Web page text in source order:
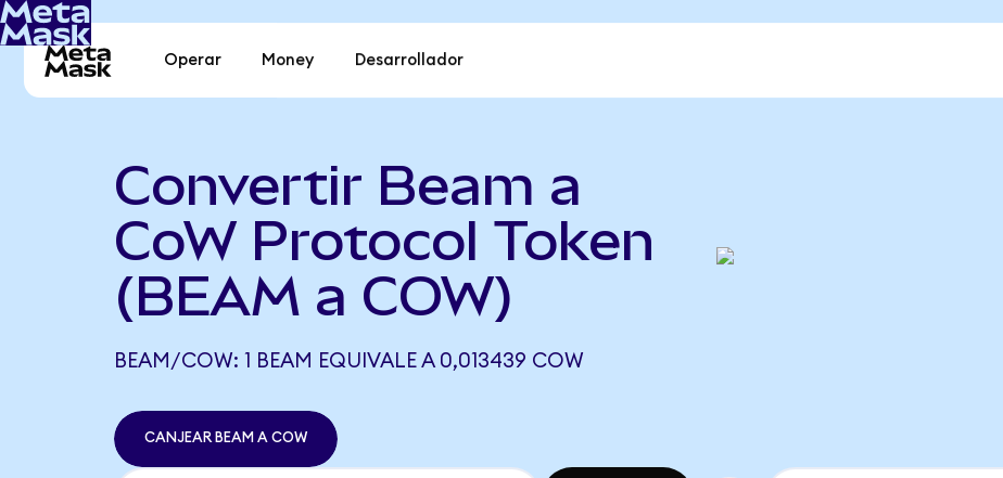
Operar Money Desarrollador
Convertir Beam a
CoW Protocol Token
(BEAM a COW)
BEAM/COW: 1 BEAM EQUIVALE A 0,013439 COW
CANJEAR BEAM A COW